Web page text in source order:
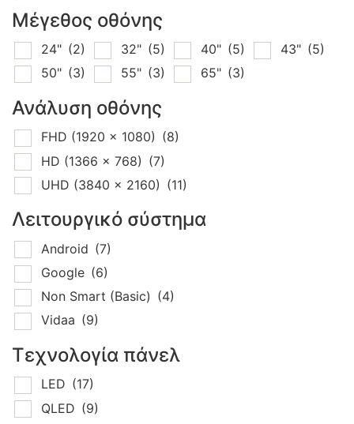
Μέγεθος οθόνης
24" (2) 32" (5) 40" (5) 43" (5)
50" (3) 55" (3) 65" (3)
Ανάλυση οθόνης
FHD (1920 x 1080) (8)
HD (1366 x 768) (7)
UHD (3840 x 2160) (11)
Λειτουργικό σύστημα
Android (7)
Google (6)
Non Smart (Basic) (4)
Vidaa (9)
Τεχνολογία πάνελ
LED (17)
QLED (9)